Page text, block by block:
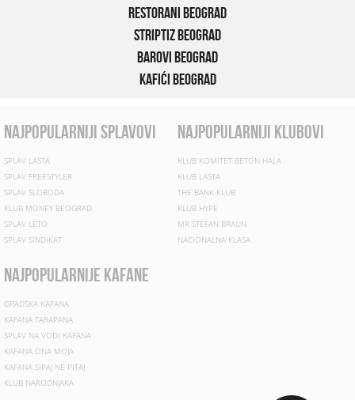
Restorani Beograd
Striptiz Beograd
Barovi Beograd
Kafići Beograd
najpopularniji splavovi
SPLAV LASTA
SPLAV FREESTYLER
SPLAV SLOBODA
KLUB MONEY BEOGRAD
SPLAV LETO
SPLAV SINDIKAT
najpopularniji klubovi
KLUB KOMITET BETON HALA
KLUB LASTA
THE BANK KLUB
KLUB HYPE
MR STEFAN BRAUN
NACIONALNA KLASA
najpopularnije kafane
GRADSKA KAFANA
KAFANA TARAPANA
SPLAV NA VODI KAFANA
KAFANA ONA MOJA
KAFANA SIPAJ NE PITAJ
KLUB NARODNJAKA